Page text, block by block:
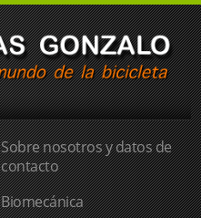
Sobre nosotros y datos de
contacto
Biomecánica